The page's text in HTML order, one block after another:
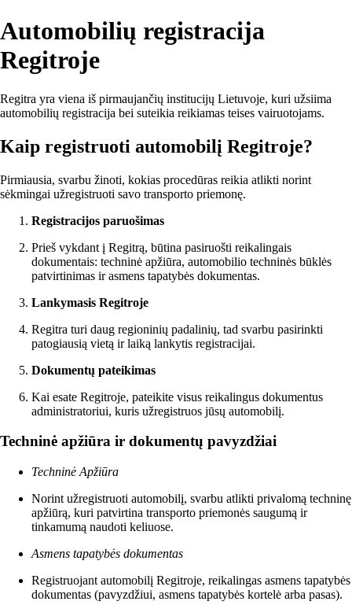
Automobilių registracija
Regitroje
Regitra yra viena iš pirmaujančių institucijų Lietuvoje, kuri užsiima
automobilių registracija bei suteikia reikiamas teises vairuotojams.
Kaip registruoti automobilį Regitroje?
Pirmiausia, svarbu žinoti, kokias procedūras reikia atlikti norint
sėkmingai užregistruoti savo transporto priemonę.
Registracijos paruošimas
Prieš vykdant į Regitrą, būtina pasiruošti reikalingais
dokumentais: techninė apžiūra, automobilio techninės būklės
patvirtinimas ir asmens tapatybės dokumentas.
Lankymasis Regitroje
Regitra turi daug regioninių padalinių, tad svarbu pasirinkti
patogiausią vietą ir laiką lankytis registracijai.
Dokumentų pateikimas
Kai esate Regitroje, pateikite visus reikalingus dokumentus
administratoriui, kuris užregistruos jūsų automobilį.
Techninė apžiūra ir dokumentų pavyzdžiai
Techninė Apžiūra
Norint užregistruoti automobilį, svarbu atlikti privalomą techninę
apžiūrą, kuri patvirtina transporto priemonės saugumą ir
tinkamumą naudoti keliuose.
Asmens tapatybės dokumentas
Registruojant automobilį Regitroje, reikalingas asmens tapatybės
dokumentas (pavyzdžiui, asmens tapatybės kortelė arba pasas).